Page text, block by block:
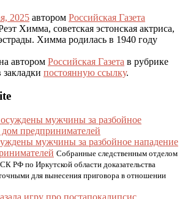
2025 автором Российская Газета
Химма, советская эстонская актриса,
Химма родилась в 1940 году
автором Российская Газета в рубрике
закладки постоянную ссылку.
мужчины за разбойное нападение
Собранные следственным отделом
РФ по Иркутской области доказательства
для вынесения приговора в отношении